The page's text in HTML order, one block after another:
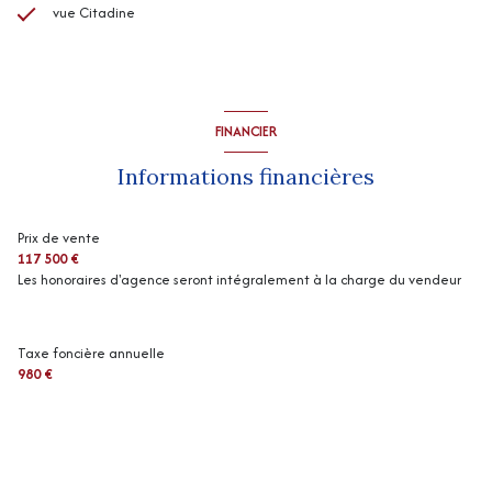
vue Citadine
FINANCIER
Informations financières
Prix de vente
117 500 €
Les honoraires d'agence seront intégralement à la charge du vendeur
Taxe foncière annuelle
980 €